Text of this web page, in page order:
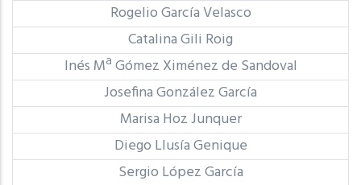
Rogelio García Velasco
Catalina Gili Roig
Inés Mª Gómez Ximénez de Sandoval
Josefina González García
Marisa Hoz Junquer
Diego Llusía Genique
Sergio López García